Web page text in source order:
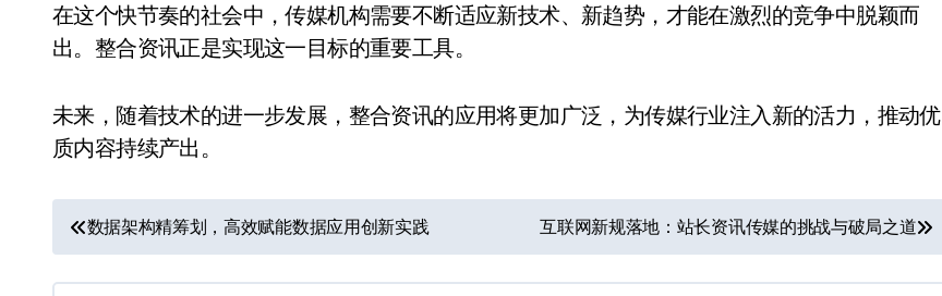
在这个快节奏的社会中，传媒机构需要不断适应新技术、新趋势，才能在激烈的竞争中脱颖而
出。整合资讯正是实现这一目标的重要工具。
未来，随着技术的进一步发展，整合资讯的应用将更加广泛，为传媒行业注入新的活力，推动优
质内容持续产出。
文
章
数据架构精筹划，高效赋能数据应用创新实践 互联网新规落地：站长资讯传媒的挑战与破局之道